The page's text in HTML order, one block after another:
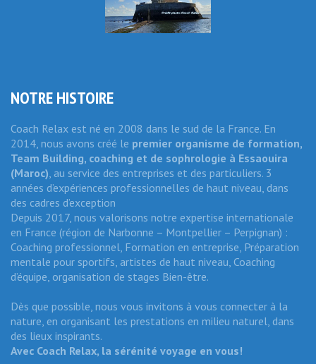
NOTRE HISTOIRE
Coach Relax est né en 2008 dans le sud de la France. En
2014, nous avons créé le premier organisme de formation,
Team Building, coaching et de sophrologie à Essaouira
(Maroc) , au service des entreprises et des particuliers. 3
années d’expériences professionnelles de haut niveau, dans
des cadres d’exception
Depuis 2017, nous valorisons notre expertise internationale
en France (région de Narbonne – Montpellier – Perpignan) :
Coaching professionnel, Formation en entreprise, Préparation
mentale pour sportifs, artistes de haut niveau, Coaching
d’équipe, organisation de stages Bien-être.
Dès que possible, nous vous invitons à vous connecter à la
nature, en organisant les prestations en milieu naturel, dans
des lieux inspirants.
Avec Coach Relax, la sérénité voyage en vous!